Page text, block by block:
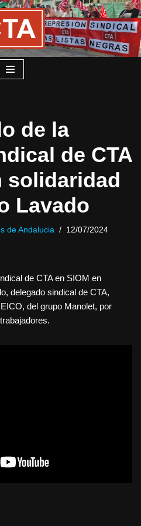
de la
de CTA
solidaridad
Lavado
de Andalucia 12/07/2024
de CTA en SIOM en
delegado sindical de CTA,
del grupo Manolet, por